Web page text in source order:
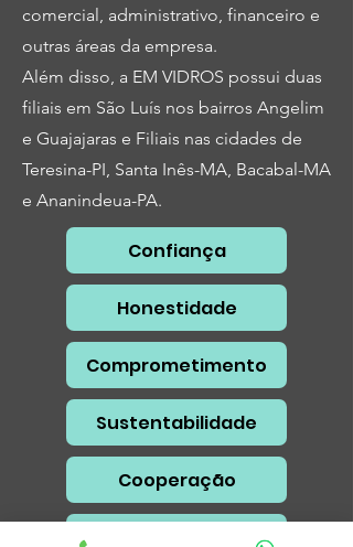
comercial, administrativo, financeiro e
outras áreas da empresa.
Além disso, a EM VIDROS possui duas
filiais em São Luís nos bairros Angelim
e Guajajaras e Filiais nas cidades de
Teresina-PI, Santa Inês-MA, Bacabal-MA
e Ananindeua-PA.
Confiança
Honestidade
Comprometimento
Sustentabilidade
Cooperação